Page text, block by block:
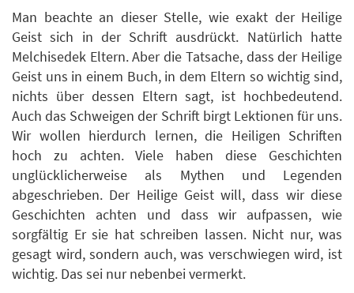
Man beachte an dieser Stelle, wie exakt der Heilige
Geist sich in der Schrift ausdrückt. Natürlich hatte
Melchisedek Eltern. Aber die Tatsache, dass der Heilige
Geist uns in einem Buch, in dem Eltern so wichtig sind,
nichts über dessen Eltern sagt, ist hochbedeutend.
Auch das Schweigen der Schrift birgt Lektionen für uns.
Wir wollen hierdurch lernen, die Heiligen Schriften
hoch zu achten. Viele haben diese Geschichten
unglücklicherweise als Mythen und Legenden
abgeschrieben. Der Heilige Geist will, dass wir diese
Geschichten achten und dass wir aufpassen, wie
sorgfältig Er sie hat schreiben lassen. Nicht nur, was
gesagt wird, sondern auch, was verschwiegen wird, ist
wichtig. Das sei nur nebenbei vermerkt.